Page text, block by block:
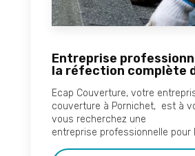
Entreprise
la réfection complète
Ecap Couverture, votre
couverture à Pornichet, est à
vous recherchez une
entreprise professionnelle pour